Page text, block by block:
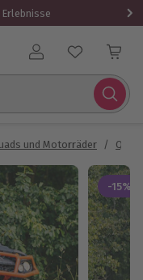
Benutzerkonto
und Motorräder /
-15%